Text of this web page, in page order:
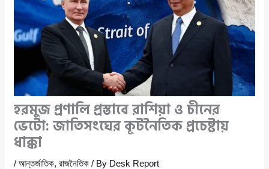
হরমুজ প্রণালি প্রস্তাবে রাশিয়া ও চীনের
ভেটো: জাতিসংঘের কূটনৈতিক প্রচেষ্টায়
ধাক্কা
/আন্তর্জাতিক,রাজনৈতিক / By Desk Report